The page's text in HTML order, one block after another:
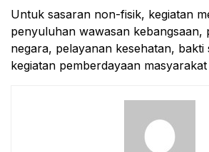
Untuk sasaran non-fisik, kegiatan
penyuluhan wawasan kebangsaan,
negara, pelayanan kesehatan, bakti
kegiatan pemberdayaan